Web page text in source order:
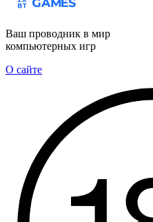
Ваш проводник в мир
компьютерных игр
О сайте